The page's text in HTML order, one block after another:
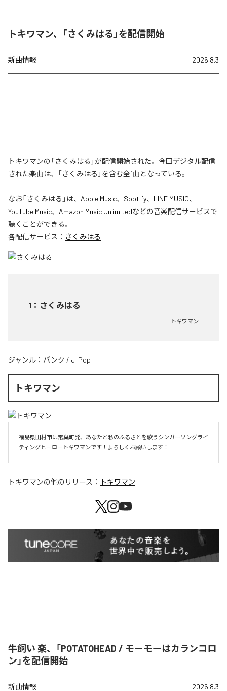
トキワマン、「さくみはる」を配信開始
新曲情報 2026.8.3
トキワマンの「さくみはる」が配信開始された。今回デジタル配信
された楽曲は、「さくみはる」を含む全1曲となっている。
なお「さくみはる 」は、 Apple Music、 Spotify、 LINE MUSIC、
YouTube Music、 Amazon Music Unlimitedなどの音楽配信サービスで
聴くことができる。
各配信サービス： さくみはる
1 ： さくみはる
トキワマン
ジャンル： パンク / J-Pop
トキワマン
福島県田村市は常葉町発、あなたと私のふるさとを歌うシンガーソングライ
ティングヒーロートキワマンです！よろしくお願いします！
トキワマンの他のリリース： トキワマン
牛飼い 楽、「POTATOHEAD / モーモーはカランコロ
ン」を配信開始
新曲情報 2026.8.3